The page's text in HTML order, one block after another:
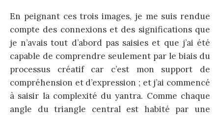
En peignant ces trois images, je me suis rendue
compte des connexions et des significations que
je n’avais tout d’abord pas saisies et que j’ai été
capable de comprendre seulement par le biais du
processus créatif car c’est mon support de
compréhension et d’expression ; et j’ai commencé
à saisir la complexité du yantra. Comme chaque
angle du triangle central est habité par une